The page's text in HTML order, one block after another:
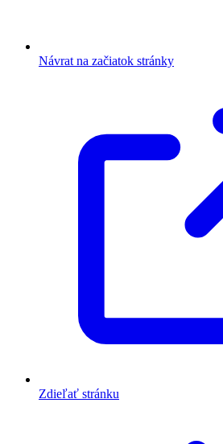
Návrat na začiatok stránky
Zdieľať stránku